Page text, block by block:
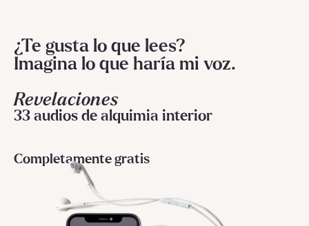
¿Te gusta lo que lees?
Imagina lo que haría mi voz.
Revelaciones
33 audios de alquimia interior
Completamente gratis